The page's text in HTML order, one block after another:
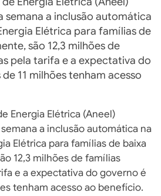
semana a inclusão automática
Elétrica para famílias de
são 12,3 milhões de
pela tarifa e a expectativa do
11 milhões tenham acesso
Energia Elétrica (Aneel)
a inclusão automática na
Elétrica para famílias de baixa
12,3 milhões de famílias
e a expectativa do governo é
tenham acesso ao benefício.